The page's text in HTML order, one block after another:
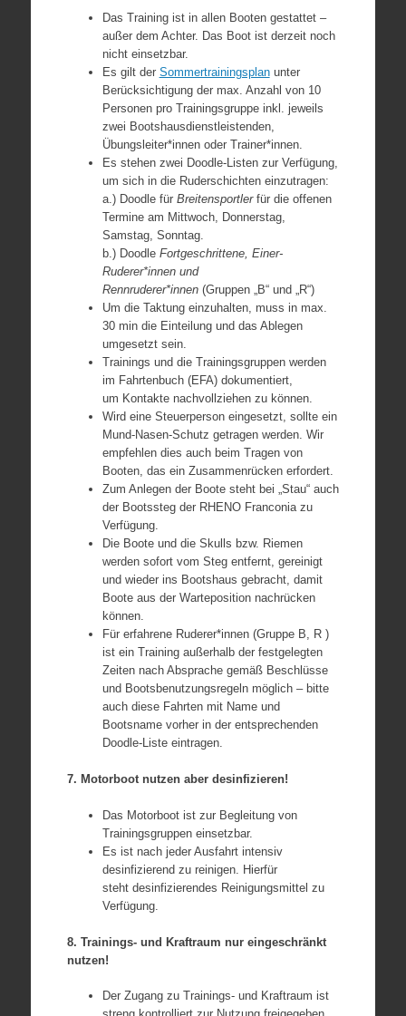
Das Training ist in allen Booten gestattet –
außer dem Achter. Das Boot ist derzeit noch
nicht einsetzbar.
Es gilt der Sommertrainingsplanunter
Berücksichtigung der max. Anzahl von 10
Personen pro Trainingsgruppe inkl. jeweils
zwei Bootshausdienstleistenden,
Übungsleiter*innen oder Trainer*innen.
Es stehen zwei Doodle-Listen zur Verfügung,
um sich in die Ruderschichten einzutragen:
a.) Doodle für Breitensportlerfür die offenen
Termine am Mittwoch, Donnerstag,
Samstag, Sonntag.
b.) Doodle Fortgeschrittene, Einer-
Ruderer*innen und
Rennruderer*innen(Gruppen „B“ und „R“)
Um die Taktung einzuhalten, muss in max.
30 min die Einteilung und das Ablegen
umgesetzt sein.
Trainings und die Trainingsgruppen werden
im Fahrtenbuch (EFA) dokumentiert,
um Kontakte nachvollziehen zu können.
Wird eine Steuerperson eingesetzt, sollte ein
Mund-Nasen-Schutz getragen werden. Wir
empfehlen dies auch beim Tragen von
Booten, das ein Zusammenrücken erfordert.
Zum Anlegen der Boote steht bei „Stau“ auch
der Bootssteg der RHENO Franconia zu
Verfügung.
Die Boote und die Skulls bzw. Riemen
werden sofort vom Steg entfernt, gereinigt
und wieder ins Bootshaus gebracht, damit
Boote aus der Warteposition nachrücken
können.
Für erfahrene Ruderer*innen (Gruppe B, R )
ist ein Training außerhalb der festgelegten
Zeiten nach Absprache gemäß Beschlüsse
und Bootsbenutzungsregeln möglich – bitte
auch diese Fahrten mit Name und
Bootsname vorher in der entsprechenden
Doodle-Liste eintragen.
7. Motorboot nutzen aber desinfizieren!
Das Motorboot ist zur Begleitung von
Trainingsgruppen einsetzbar.
Es ist nach jeder Ausfahrt intensiv
desinfizierend zu reinigen. Hierfür
steht desinfizierendes Reinigungsmittel zu
Verfügung.
8. Trainings- und Kraftraum nur eingeschränkt
nutzen!
Der Zugang zu Trainings- und Kraftraum ist